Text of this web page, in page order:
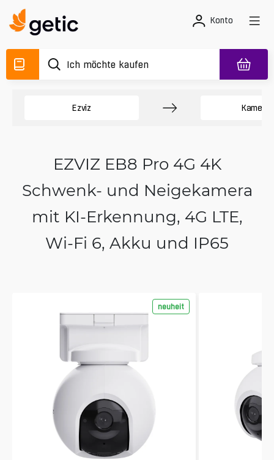
Konto
Ezviz Kameras
EZVIZ EB8 Pro 4G 4K
Schwenk- und Neigekamera
mit KI-Erkennung, 4G LTE,
Wi‑Fi 6, Akku und IP65
neuheit